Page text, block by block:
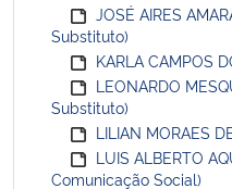
JOSÉ AIRES
Substituto)
KARLA CAMPOS
LEONARDO
Substituto)
LILIAN MORAES
LUIS ALBERTO
Comunicação Social)